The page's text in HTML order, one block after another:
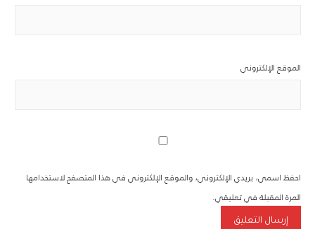
الموقع الإلكتروني
احفظ اسمي، بريدي الإلكتروني، والموقع الإلكتروني في هذا المتصفح لاستخدامها
المرة المقبلة في تعليقي.